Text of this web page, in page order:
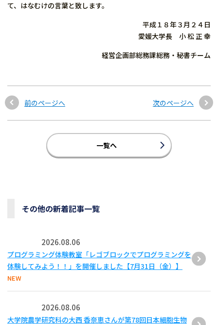
て、はなむけの言葉と致します。
平成１８年３月２４日
愛媛大学長 小 松 正 幸
経営企画部総務課総務・秘書チーム
前のページへ 次のページへ
一覧へ
その他の新着記事一覧
2026.08.06
プログラミング体験教室「レゴブロックでプログラミングを
体験してみよう！！」を開催しました【7月31日（金）】
NEW
2026.08.06
大学院農学研究科の大西 香奈恵さんが第78回日本細胞生物